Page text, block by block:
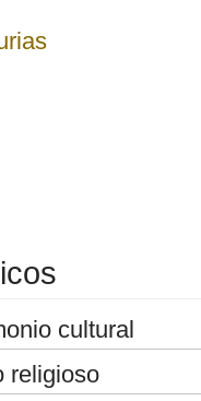
cultural
religioso